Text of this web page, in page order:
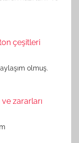
çeşitleri
olmuş.
zararları